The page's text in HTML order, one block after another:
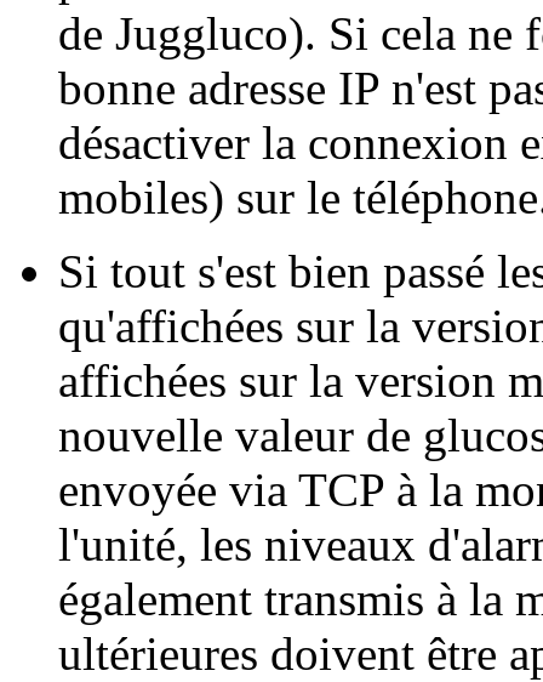
de Juggluco). Si cela ne
bonne adresse IP n'est
désactiver la connexion
mobiles) sur le
Si tout s'est bien passé
qu'affichées sur la
affichées sur la version
nouvelle valeur de
envoyée via TCP à la
l'unité, les niveaux
également transmis à la
ultérieures doivent être